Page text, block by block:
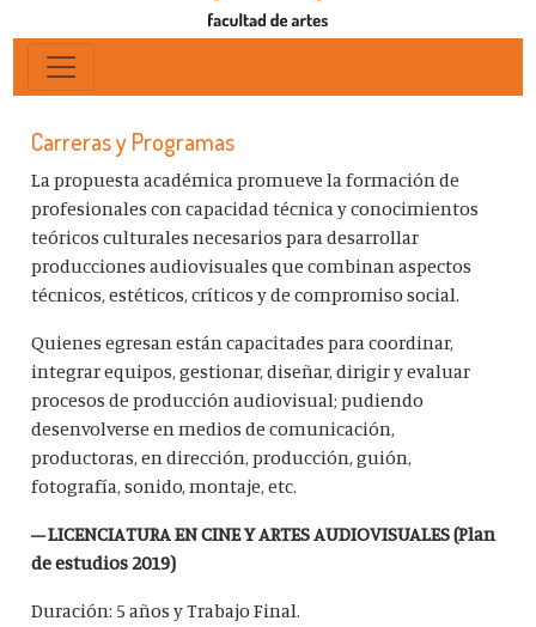
Carreras y Programas
La propuesta académica promueve la formación de
profesionales con capacidad técnica y conocimientos
teóricos culturales necesarios para desarrollar
producciones audiovisuales que combinan aspectos
técnicos, estéticos, críticos y de compromiso social.
Quienes egresan están capacitades para coordinar,
integrar equipos, gestionar, diseñar, dirigir y evaluar
procesos de producción audiovisual; pudiendo
desenvolverse en medios de comunicación,
productoras, en dirección, producción, guión,
fotografía, sonido, montaje, etc.
– LICENCIATURA EN CINE Y ARTES AUDIOVISUALES (Plan
de estudios 2019)
Duración: 5 años y Trabajo Final.